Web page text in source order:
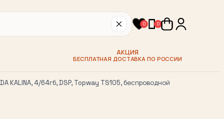
0 0
АКЦИЯ
БЕСПЛАТНАЯ ДОСТАВКА ПО РОССИИ
4/64гб, DSP, Topway TS105, беспроводной